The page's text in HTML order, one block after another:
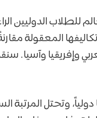
للطلاب الدوليين
المعقولة مقارنةً
وإفريقيا وآسيا.
دولياً، وتحتل